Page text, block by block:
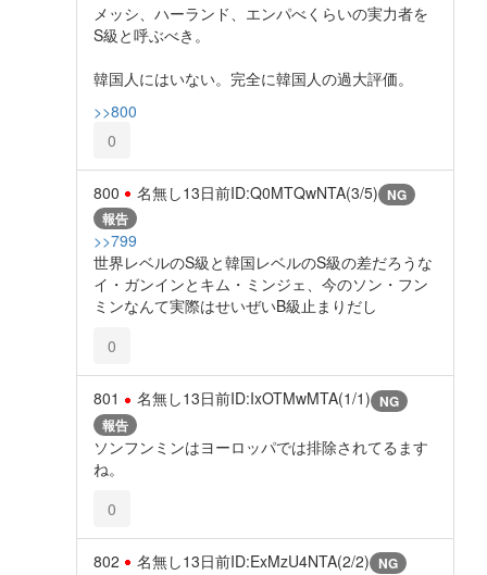
メッシ、ハーランド、エンパべくらいの実力者を
S級と呼ぶべき。
韓国人にはいない。完全に韓国人の過大評価。
>>800
0
800 名無し13日前ID:Q0MTQwNTA(3/5) NG
報告
>>799
世界レベルのS級と韓国レベルのS級の差だろうな
イ・ガンインとキム・ミンジェ、今のソン・フン
ミンなんて実際はせいぜいB級止まりだし
0
801 名無し13日前ID:IxOTMwMTA(1/1) NG
報告
ソンフンミンはヨーロッパでは排除されてるます
ね。
0
802 名無し13日前ID:ExMzU4NTA(2/2) NG